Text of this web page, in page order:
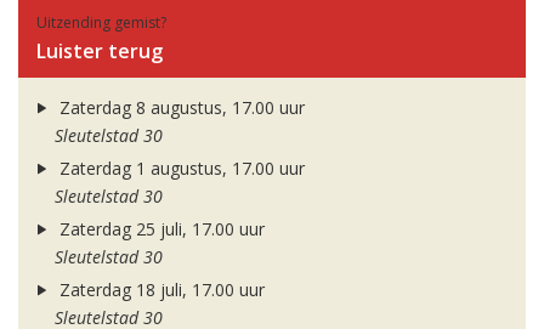
Uitzending gemist?
Luister terug
Zaterdag 8 augustus, 17.00 uur
Sleutelstad 30
Zaterdag 1 augustus, 17.00 uur
Sleutelstad 30
Zaterdag 25 juli, 17.00 uur
Sleutelstad 30
Zaterdag 18 juli, 17.00 uur
Sleutelstad 30